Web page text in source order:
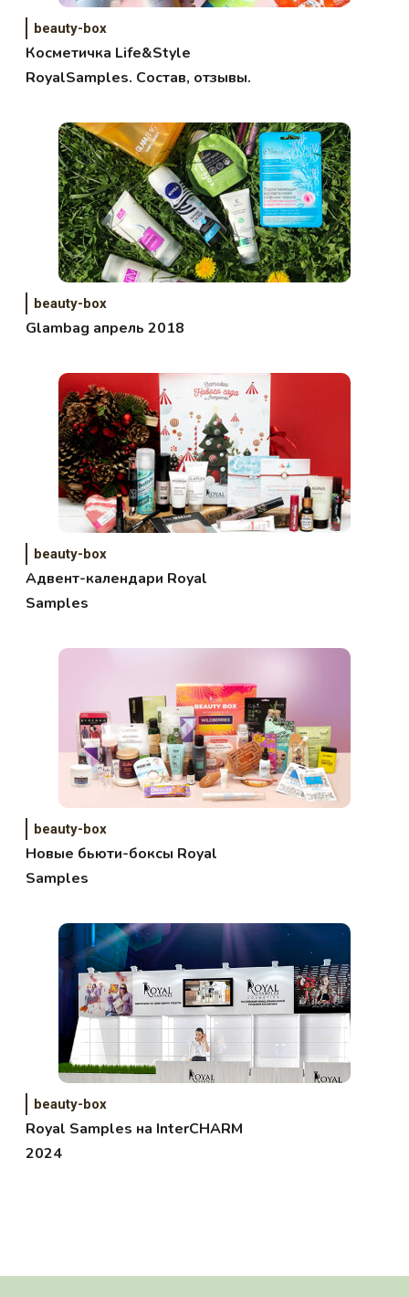
beauty-box
Косметичка Life&Style
RoyalSamples. Состав, отзывы.
beauty-box
Glambag апрель 2018
beauty-box
Адвент-календари Royal
Samples
beauty-box
Новые бьюти-боксы Royal
Samples
beauty-box
Royal Samples на InterCHARM
2024